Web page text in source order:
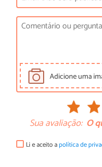
Adicione uma
Sua avaliação: O
Li e aceito apolítica de